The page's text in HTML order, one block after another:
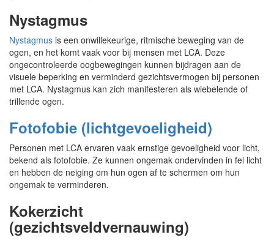
Nystagmus
Nystagmus is een onwillekeurige, ritmische beweging van de
ogen, en het komt vaak voor bij mensen met LCA. Deze
ongecontroleerde oogbewegingen kunnen bijdragen aan de
visuele beperking en verminderd gezichtsvermogen bij personen
met LCA. Nystagmus kan zich manifesteren als wiebelende of
trillende ogen.
Fotofobie (lichtgevoeligheid)
Personen met LCA ervaren vaak ernstige gevoeligheid voor licht,
bekend als fotofobie. Ze kunnen ongemak ondervinden in fel licht
en hebben de neiging om hun ogen af te schermen om hun
ongemak te verminderen.
Kokerzicht
(gezichtsveldvernauwing)